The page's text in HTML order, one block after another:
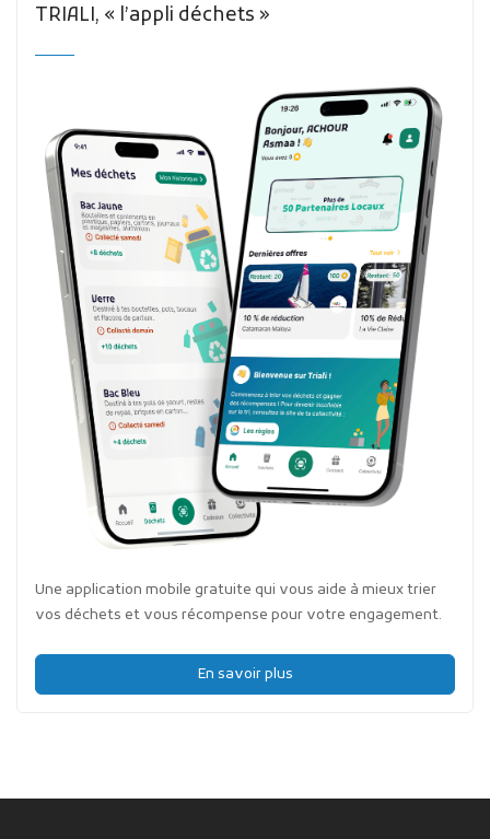
TRIALI, « l’appli déchets »
Une application mobile gratuite qui vous aide à mieux trier
vos déchets et vous récompense pour votre engagement.
En savoir plus